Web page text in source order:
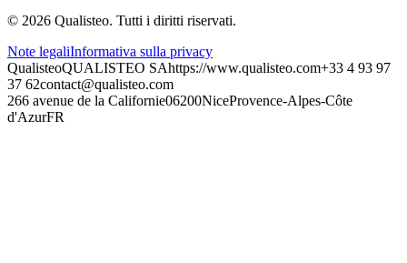
© 2026 Qualisteo. Tutti i diritti riservati.
Note legaliInformativa sulla privacy
QualisteoQUALISTEO SAhttps://www.qualisteo.com+33 4 93 97
37 62contact@qualisteo.com
266 avenue de la Californie06200NiceProvence-Alpes-Côte
d'AzurFR